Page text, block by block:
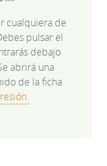
cualquiera de
pulsar el
debajo
abrirá una
de la ficha